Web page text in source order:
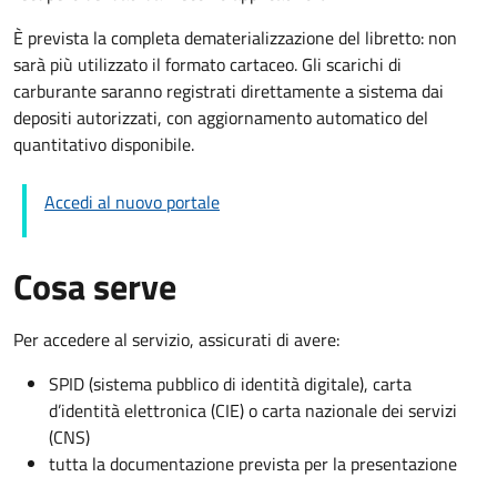
È prevista la completa dematerializzazione del libretto: non
sarà più utilizzato il formato cartaceo. Gli scarichi di
carburante saranno registrati direttamente a sistema dai
depositi autorizzati, con aggiornamento automatico del
quantitativo disponibile.
Accedi al nuovo portale
Cosa serve
Per accedere al servizio, assicurati di avere:
SPID (sistema pubblico di identità digitale), carta
d’identità elettronica (CIE) o carta nazionale dei servizi
(CNS)
tutta la documentazione prevista per la presentazione